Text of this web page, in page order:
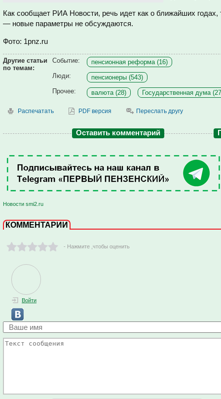
Как сообщает РИА Новости, речь идет как о ближайших годах,
— новые параметры не обсуждаются.
Фото: 1pnz.ru
Другие статьи
по темам:
Событие:
пенсионная реформа (16)
Люди:
пенсионеры (543)
Прочее:
валюта (28) Государственная дума
Распечатать PDF версия Переслать другу
Оставить комментарий
Новости smi2.ru
КОММЕНТАРИИ
- Нажмите ,чтобы оценить
Войти